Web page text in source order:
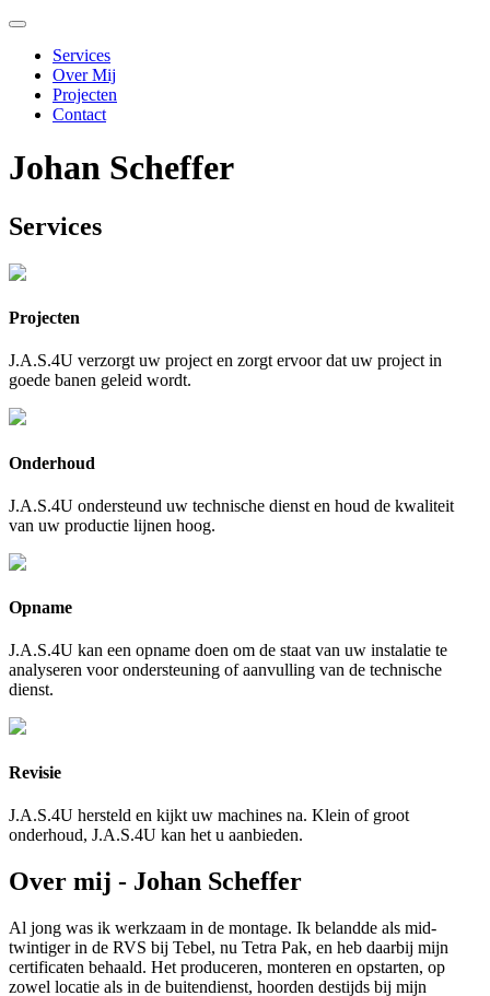
Toggle
navigationServices
Over Mij
Projecten
Contact
Johan Scheffer
Services
Projecten
J.A.S.4U verzorgt uw project en zorgt ervoor dat uw project in
goede banen geleid wordt.
Onderhoud
J.A.S.4U ondersteund uw technische dienst en houd de kwaliteit
van uw productie lijnen hoog.
Opname
J.A.S.4U kan een opname doen om de staat van uw instalatie te
analyseren voor ondersteuning of aanvulling van de technische
dienst.
Revisie
J.A.S.4U hersteld en kijkt uw machines na. Klein of groot
onderhoud, J.A.S.4U kan het u aanbieden.
Over mij - Johan Scheffer
Al jong was ik werkzaam in de montage. Ik belandde als mid-
twintiger in de RVS bij Tebel, nu Tetra Pak, en heb daarbij mijn
certificaten behaald. Het produceren, monteren en opstarten, op
zowel locatie als in de buitendienst, hoorden destijds bij mijn